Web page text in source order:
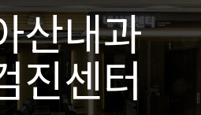
산내과
진센터